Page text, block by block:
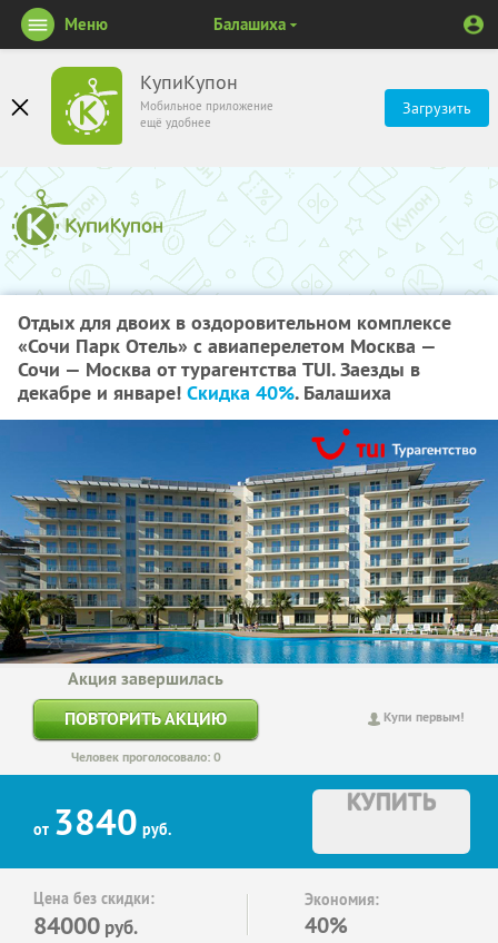
КупиКупон
Мобильное приложение
ещё удобнее
Загрузить
Меню Балашиха
Отдых для двоих в оздоровительном комплексе
«Сочи Парк Отель» c авиаперелетом Москва —
Сочи — Москва от турагентства TUI. Заезды в
декабре и январе! Скидка 40%. Балашиха
Купи первым!
Акция завершилась
ПОВТОРИТЬ АКЦИЮ
Человек проголосовало: 0
от 3840 руб.
КУПИТЬ
Цена без скидки:
84000 руб.
Экономия:
40%